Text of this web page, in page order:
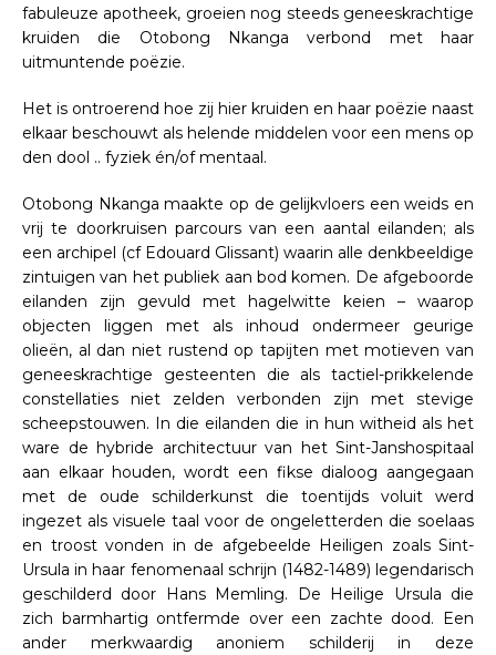
fabuleuze apotheek, groeien nog steeds geneeskrachtige
kruiden die Otobong Nkanga verbond met haar
uitmuntende poëzie.
Het is ontroerend hoe zij hier kruiden en haar poëzie naast
elkaar beschouwt als helende middelen voor een mens op
den dool .. fyziek én/of mentaal.
Otobong Nkanga maakte op de gelijkvloers een weids en
vrij te doorkruisen parcours van een aantal eilanden; als
een archipel (cf Edouard Glissant) waarin alle denkbeeldige
zintuigen van het publiek aan bod komen. De afgeboorde
eilanden zijn gevuld met hagelwitte keien – waarop
objecten liggen met als inhoud ondermeer geurige
olieën, al dan niet rustend op tapijten met motieven van
geneeskrachtige gesteenten die als tactiel-prikkelende
constellaties niet zelden verbonden zijn met stevige
scheepstouwen. In die eilanden die in hun witheid als het
ware de hybride architectuur van het Sint-Janshospitaal
aan elkaar houden, wordt een fikse dialoog aangegaan
met de oude schilderkunst die toentijds voluit werd
ingezet als visuele taal voor de ongeletterden die soelaas
en troost vonden in de afgebeelde Heiligen zoals Sint-
Ursula in haar fenomenaal schrijn (1482-1489) legendarisch
geschilderd door Hans Memling. De Heilige Ursula die
zich barmhartig ontfermde over een zachte dood. Een
ander merkwaardig anoniem schilderij in deze